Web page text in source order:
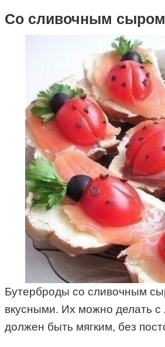
Со сливочным сыром
Бутерброды со сливочным
вкусными. Их можно делать
должен быть мягким, без